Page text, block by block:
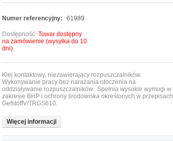
Numer referencyjny: 61989
Dostępność: Towar dostępny
na zamówienie (wysyłka do 10
dni).
Klej kontaktowy, niezawierający rozpuszczalników.
Wykonywanie pracy bez narażania otoczenia na
oddziaływanie rozpuszczalników. Spełnia wysokie wymogi w
zakresie BHP i ochrony środowiska określonych w przepisach
GefstoffV/TRGS610.
Więcej informacji